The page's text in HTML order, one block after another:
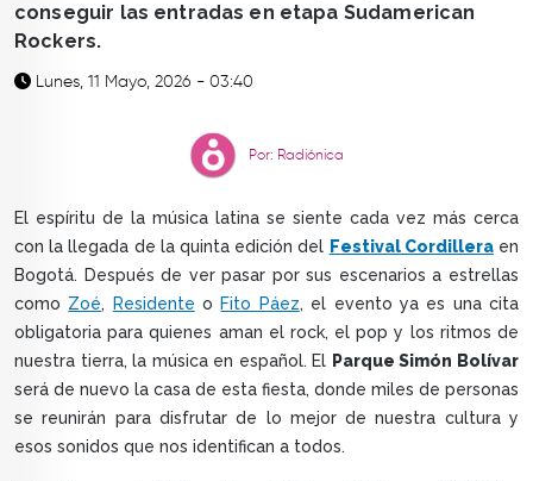
conseguir las entradas en etapa Sudamerican
Rockers.
Lunes, 11 Mayo, 2026 - 03:40
Por: Radiónica
El espíritu de la música latina se siente cada vez más cerca
con la llegada de la quinta edición del Festival Cordilleraen
Bogotá. Después de ver pasar por sus escenarios a estrellas
como Zoé, Residente o Fito Páez, el evento ya es una cita
obligatoria para quienes aman el rock, el pop y los ritmos de
nuestra tierra, la música en español. El Parque Simón Bolívar
será de nuevo la casa de esta fiesta, donde miles de personas
se reunirán para disfrutar de lo mejor de nuestra cultura y
esos sonidos que nos identifican a todos.